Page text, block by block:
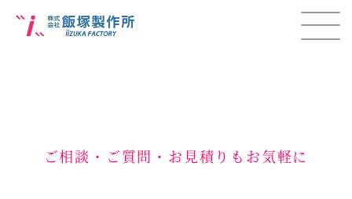
ご相談・ご質問・お見積りもお気軽に